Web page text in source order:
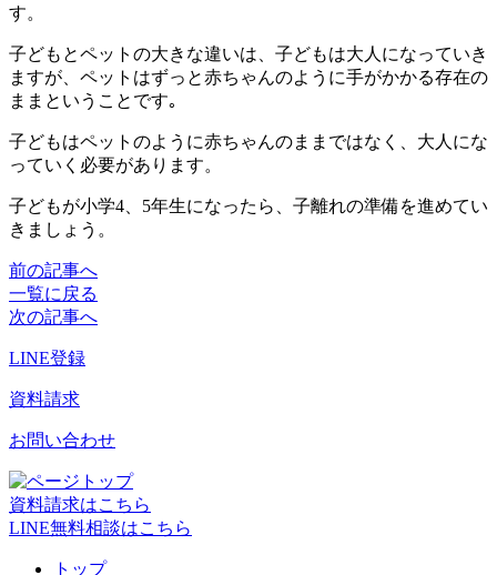
す。
子どもとペットの大きな違いは、子どもは大人になっていき
ますが、ペットはずっと赤ちゃんのように手がかかる存在の
ままということです｡
子どもはペットのように赤ちゃんのままではなく、大人にな
っていく必要があります。
子どもが小学4、5年生になったら、子離れの準備を進めてい
きましょう。
前の記事へ
一覧に戻る
次の記事へ
LINE登録
資料請求
お問い合わせ
資料請求はこちら
LINE無料相談はこちら
トップ